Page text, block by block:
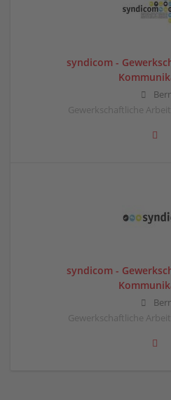
syndicom -
Gewerkschaftliche
syndicom -
Gewerkschaftliche